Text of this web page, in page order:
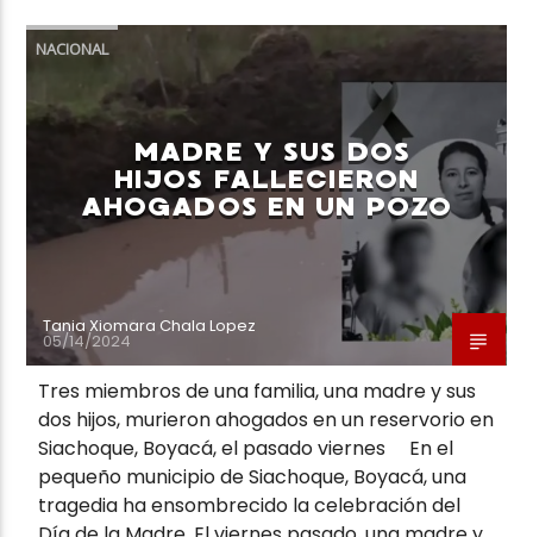
TÍTULO
ARTISTA
Neiva Estereo
NACIONAL
MADRE Y SUS DOS
HIJOS FALLECIERON
AHOGADOS EN UN POZO
Tania Xiomara Chala Lopez
05/14/2024
Tres miembros de una familia, una madre y sus
dos hijos, murieron ahogados en un reservorio en
Siachoque, Boyacá, el pasado viernes En el
pequeño municipio de Siachoque, Boyacá, una
tragedia ha ensombrecido la celebración del